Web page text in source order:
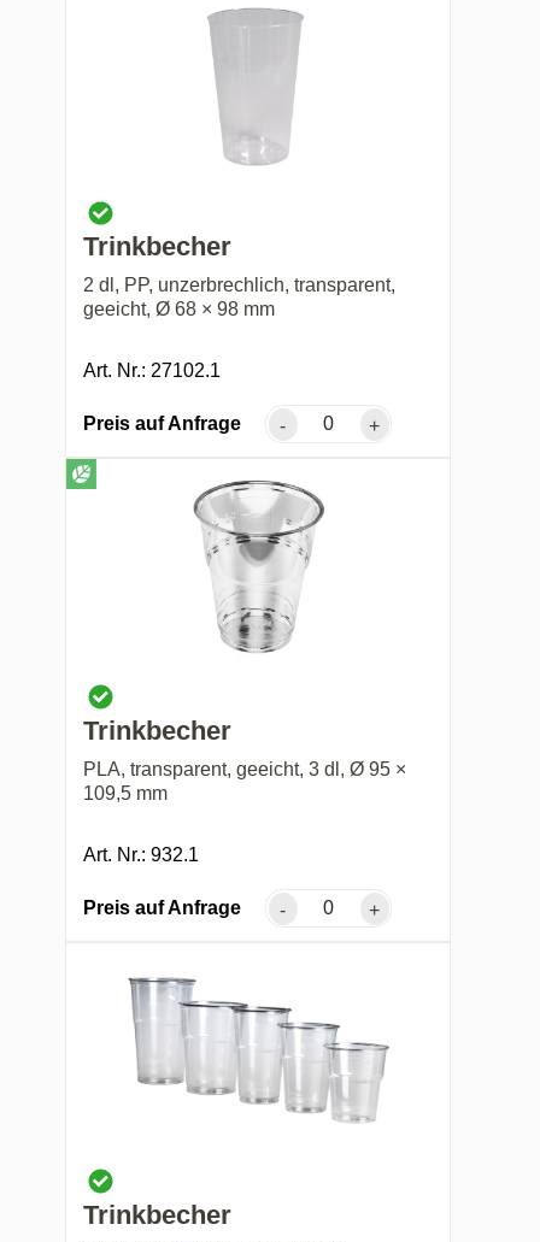
Trinkbecher
2 dl, PP, unzerbrechlich, transparent,
geeicht, Ø 68 × 98 mm
Art. Nr.: 27102.1
Preis auf Anfrage - +
Trinkbecher
PLA, transparent, geeicht, 3 dl, Ø 95 ×
109,5 mm
Art. Nr.: 932.1
Preis auf Anfrage - +
Trinkbecher